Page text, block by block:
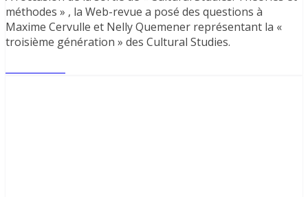
méthodes » , la Web-revue a posé des questions à
Maxime Cervulle et Nelly Quemener représentant la «
troisième génération » des Cultural Studies.